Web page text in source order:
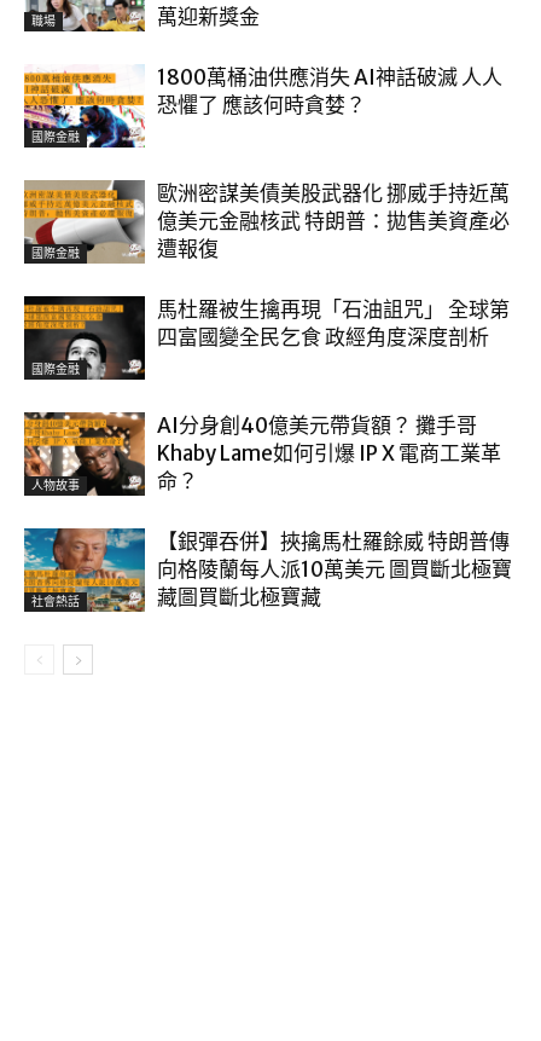
職場
萬迎新獎金
國際金融
1800萬桶油供應消失 AI神話破滅 人人
恐懼了 應該何時貪婪？
國際金融
歐洲密謀美債美股武器化 挪威手持近萬
億美元金融核武 特朗普：拋售美資產必
遭報復
國際金融
馬杜羅被生擒再現「石油詛咒」 全球第
四富國變全民乞食 政經角度深度剖析
人物故事
AI分身創40億美元帶貨額？ 攤手哥
Khaby Lame如何引爆 IP X 電商工業革
命？
社會熱話
【銀彈吞併】挾擒馬杜羅餘威 特朗普傳
向格陵蘭每人派10萬美元 圖買斷北極寶
藏圖買斷北極寶藏